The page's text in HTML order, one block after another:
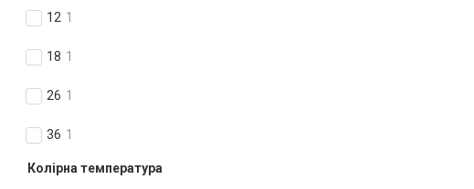
12 1
18 1
26 1
36 1
Колірна температура